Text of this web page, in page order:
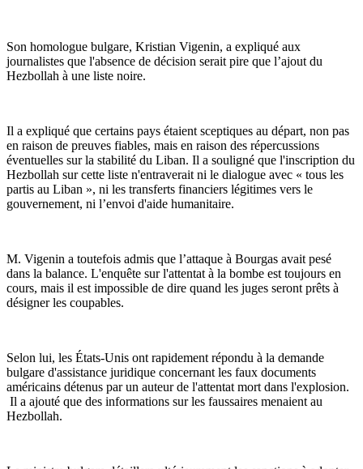
Son homologue bulgare, Kristian Vigenin, a expliqué aux
journalistes que l'absence de décision serait pire que l’ajout du
Hezbollah à une liste noire.
Il a expliqué que certains pays étaient sceptiques au départ, non pas
en raison de preuves fiables, mais en raison des répercussions
éventuelles sur la stabilité du Liban. Il a souligné que l'inscription du
Hezbollah sur cette liste n'entraverait ni le dialogue avec « tous les
partis au Liban », ni les transferts financiers légitimes vers le
gouvernement, ni l’envoi d'aide humanitaire.
M. Vigenin a toutefois admis que l’attaque à Bourgas avait pesé
dans la balance. L'enquête sur l'attentat à la bombe est toujours en
cours, mais il est impossible de dire quand les juges seront prêts à
désigner les coupables.
Selon lui, les États-Unis ont rapidement répondu à la demande
bulgare d'assistance juridique concernant les faux documents
américains détenus par un auteur de l'attentat mort dans l'explosion.
Il a ajouté que des informations sur les faussaires menaient au
Hezbollah.